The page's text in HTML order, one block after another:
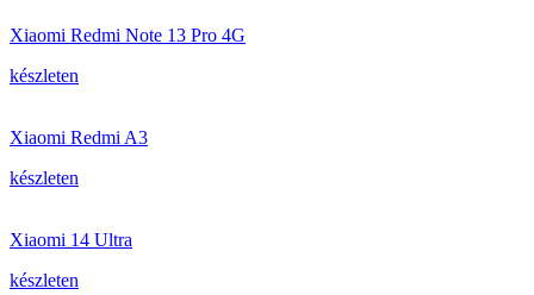
Xiaomi Redmi Note 13 Pro 4G
készleten
Xiaomi Redmi A3
készleten
Xiaomi 14 Ultra
készleten